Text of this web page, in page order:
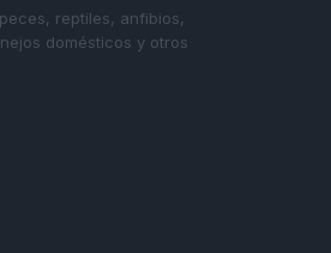
reptiles, anfibios,
domésticos y otros